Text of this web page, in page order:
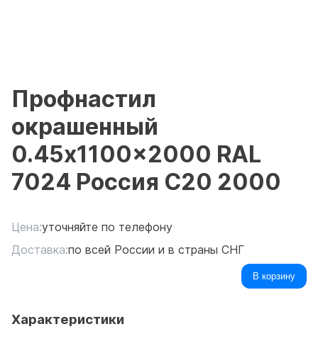
Профнастил
окрашенный
0.45x1100x2000 RAL
7024 Россия С20 2000
Цена:уточняйте по телефону
Доставка:по всей России и в страны СНГ
В корзину
Характеристики